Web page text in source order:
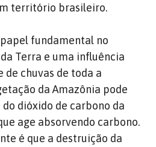
território brasileiro.
fundamental no
Terra e uma influência
chuvas de toda a
da Amazônia pode
dióxido de carbono da
age absorvendo carbono.
é que a destruição da